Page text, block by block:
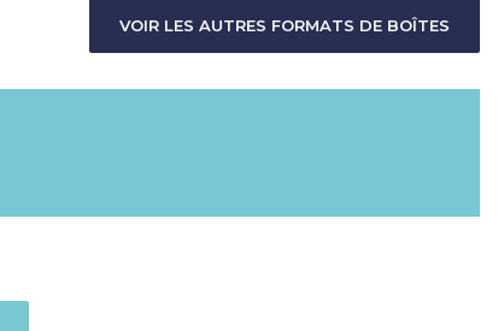
VOIR LES AUTRES FORMATS DE BOÎTES